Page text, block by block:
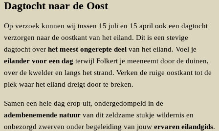
Dagtocht naar de Oost
Op verzoek kunnen wij tussen 15 juli en 15 april ook een dagtocht
verzorgen naar de oostkant van het eiland. Dit is een stevige
dagtocht over het meest ongerepte deel van het eiland. Voel je
eilander voor een dag terwijl Folkert je meeneemt door de duinen,
over de kwelder en langs het strand. Verken de ruige oostkant tot de
plek waar het eiland dreigt door te breken.
Samen een hele dag erop uit, ondergedompeld in de
adembenemende natuur van dit zeldzame stukje wildernis en
onbezorgd zwerven onder begeleiding van jouw ervaren eilandgids.